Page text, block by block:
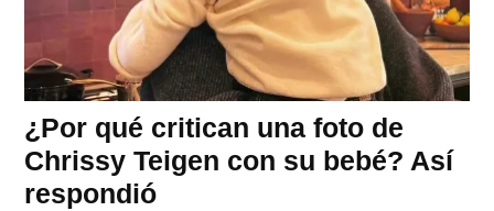
¿Por qué critican una foto de
Chrissy Teigen con su bebé? Así
respondió